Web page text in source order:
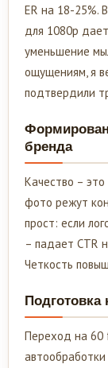
ER на 18-25%.
для 1080p
уменьшение
ощущениям, я
подтвердили
бренда
Качество –
фото режут
прост: если
– падает CTR
Четкость
Переход на 60